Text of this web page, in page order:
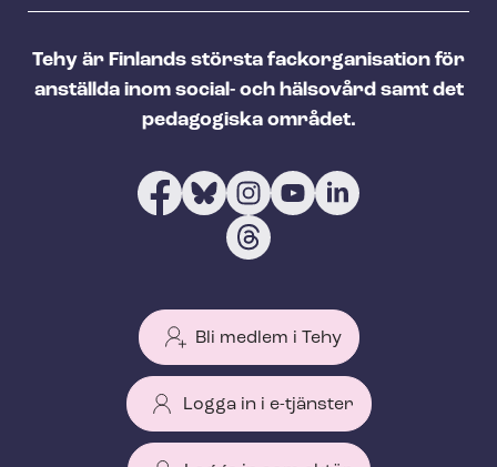
Tehy är Finlands största fackorganisation för
anställda inom social- och hälsovård samt det
pedagogiska området.
Bli medlem i Tehy
Logga in i e-tjänster